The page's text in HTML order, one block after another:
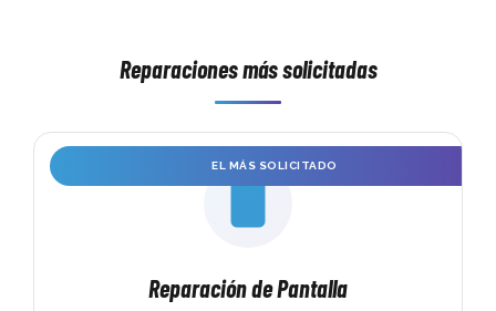
Reparaciones más solicitadas
EL MÁS SOLICITADO
Reparación de Pantalla